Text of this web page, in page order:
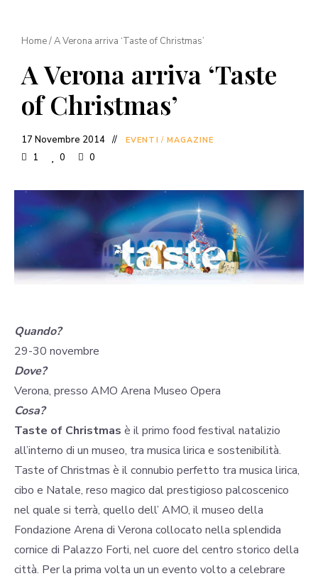
Home/A Verona arriva ‘Taste of Christmas’
A Verona arriva ‘Taste
of Christmas’
17 Novembre 2014 EVENTI / MAGAZINE
1 0 0
Quando?
29-30 novembre
Dove?
Verona, presso AMO Arena Museo Opera
Cosa?
Taste of Christmas è il primo food festival natalizio
all’interno di un museo, tra musica lirica e sostenibilità.
Taste of Christmas è il connubio perfetto tra musica lirica,
cibo e Natale, reso magico dal prestigioso palcoscenico
nel quale si terrà, quello dell’ AMO, il museo della
Fondazione Arena di Verona collocato nella splendida
cornice di Palazzo Forti, nel cuore del centro storico della
città. Per la prima volta un un evento volto a celebrare